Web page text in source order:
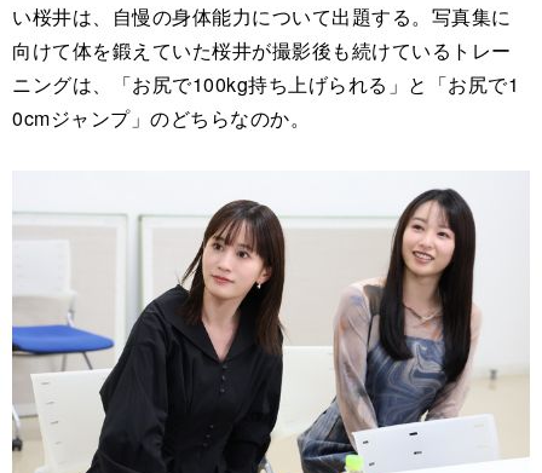
い桜井は、自慢の身体能力について出題する。写真集に
向けて体を鍛えていた桜井が撮影後も続けているトレー
ニングは、「お尻で100kg持ち上げられる」と「お尻で1
0cmジャンプ」のどちらなのか。